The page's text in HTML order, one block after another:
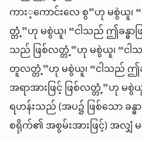
ကား့ကောင်းလေ စွ”ဟု မစွဲယူ၊ “
တ္တံ့”ဟု မစွဲယူ၊ “ငါသည် ဤခန္ဓ
သည် ဖြစ်လတ္တံ့”ဟု မစွဲယူ၊ “င
တူလတ္တံ့”ဟု မစွဲယူ၊ “ငါသည် ဤခန္
အရာအားဖြင့် ဖြစ်လတ္တံ့”ဟု
ရဟန်းသည် (အပ၌ ဖြစ်သော ခန္ဓ
စရိုက်၏ အစွမ်းအားဖြင့်) အလျှံ